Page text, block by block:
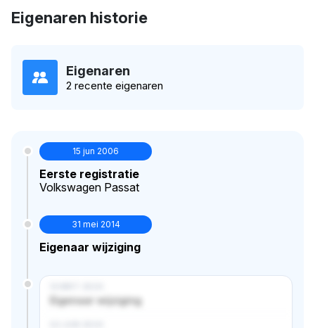
Eigenaren historie
Eigenaren
2 recente eigenaren
15 jun 2006
Eerste registratie
Volkswagen Passat
31 mei 2014
Eigenaar wijziging
Eigenaar wijziging